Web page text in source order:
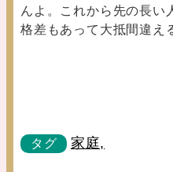
んよ。これから先の長い
格差もあって大抵間違え
タグ 家庭,